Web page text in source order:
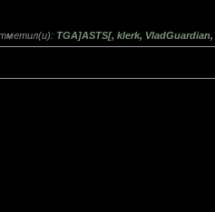
TGA]ASTS[, klerk, VladGuardian,